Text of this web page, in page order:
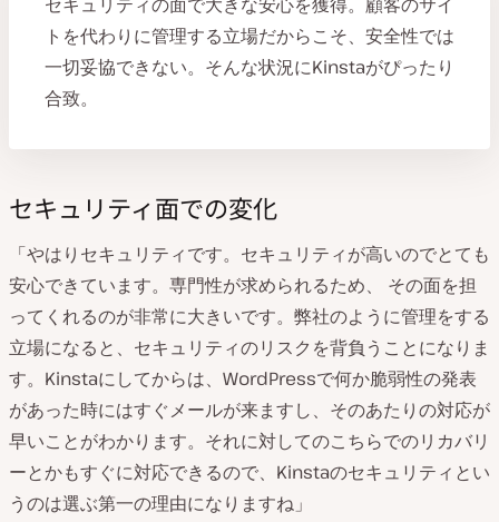
トを代わりに管理する立場だからこそ、安全性では
一切妥協できない。そんな状況にKinstaがぴったり
合致。
セキュリティ面での変化
「やはりセキュリティです。セキュリティが高いのでとても
安心できています。専門性が求められるため、 その面を担
ってくれるのが非常に大きいです。弊社のように管理をする
立場になると、セキュリティのリスクを背負うことになりま
す。Kinstaにしてからは、WordPressで何か脆弱性の発表
があった時にはすぐメールが来ますし、そのあたりの対応が
早いことがわかります。それに対してのこちらでのリカバリ
ーとかもすぐに対応できるので、Kinstaのセキュリティとい
うのは選ぶ第一の理由になりますね」